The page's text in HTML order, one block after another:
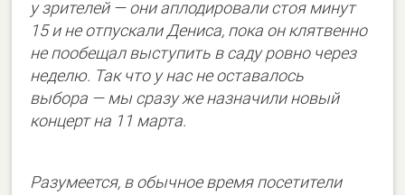
у зрителей — они аплодировали стоя минут
15 и не отпускали Дениса, пока он клятвенно
не пообещал выступить в саду ровно через
неделю. Так что у нас не оставалось
выбора — мы сразу же назначили новый
концерт на 11 марта.
Разумеется, в обычное время посетители